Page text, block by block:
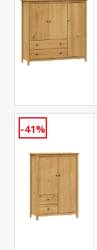
-41%